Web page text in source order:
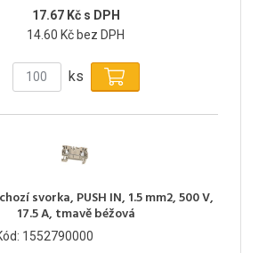
17.67 Kč s DPH
14.60 Kč bez DPH
ks
svorka, PUSH IN, 1.5 mm2, 500 V,
17.5 A, tmavě béžová
1552790000